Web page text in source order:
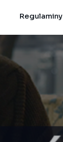
Regulaminy